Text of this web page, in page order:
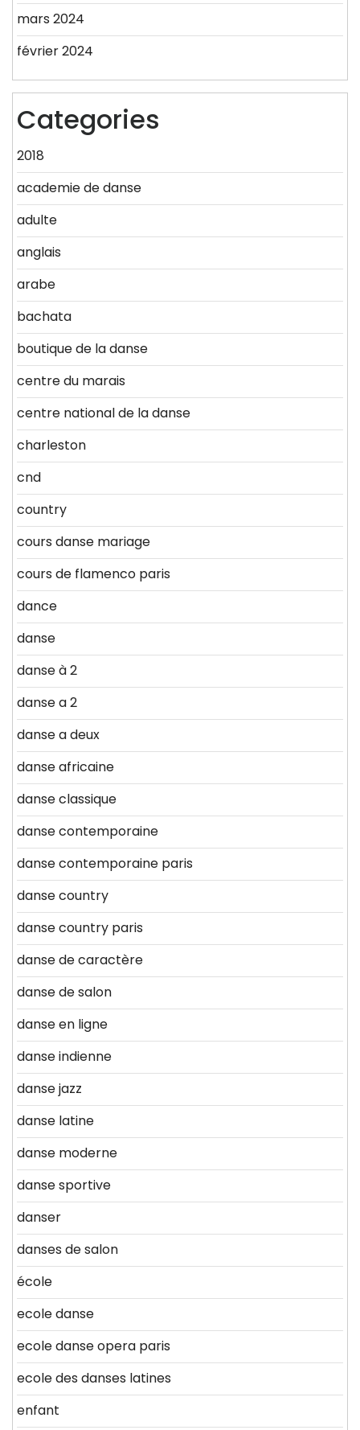
mars 2024
février 2024
Categories
2018
academie de danse
adulte
anglais
arabe
bachata
boutique de la danse
centre du marais
centre national de la danse
charleston
cnd
country
cours danse mariage
cours de flamenco paris
dance
danse
danse à 2
danse a 2
danse a deux
danse africaine
danse classique
danse contemporaine
danse contemporaine paris
danse country
danse country paris
danse de caractère
danse de salon
danse en ligne
danse indienne
danse jazz
danse latine
danse moderne
danse sportive
danser
danses de salon
école
ecole danse
ecole danse opera paris
ecole des danses latines
enfant